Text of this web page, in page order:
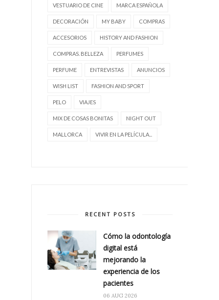
VESTUARIO DE CINE MARCA ESPAÑOLA
DECORACIÓN MY BABY COMPRAS
ACCESORIOS HISTORY AND FASHION
COMPRAS. BELLEZA PERFUMES
PERFUME ENTREVISTAS ANUNCIOS
WISH LIST FASHION AND SPORT
PELO VIAJES
MIX DE COSAS BONITAS NIGHT OUT
MALLORCA VIVIR EN LA PELÍCULA...
RECENT POSTS
Cómo la odontología
digital está
mejorando la
experiencia de los
pacientes
06 AUG 2026